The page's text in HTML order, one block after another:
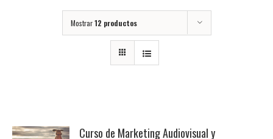
Mostrar12 productos
Curso de Marketing Audiovisual y